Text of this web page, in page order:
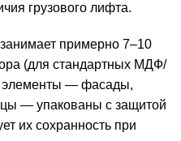
грузового лифта.
примерно 7–10
(для стандартных МДФ/
элементы — фасады,
— упакованы с защитой
их сохранность при